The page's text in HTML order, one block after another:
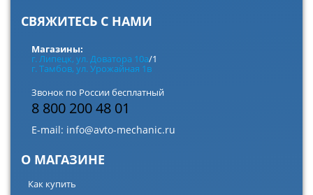
СВЯЖИТЕСЬ С НАМИ
Магазины:
г. Липецк, ул. Доватора 10а/1
г. Тамбов, ул. Урожайная 1в
Звонок по России бесплатный
8 800 200 48 01
E-mail: info@avto-mechanic.ru
О МАГАЗИНЕ
Как купить